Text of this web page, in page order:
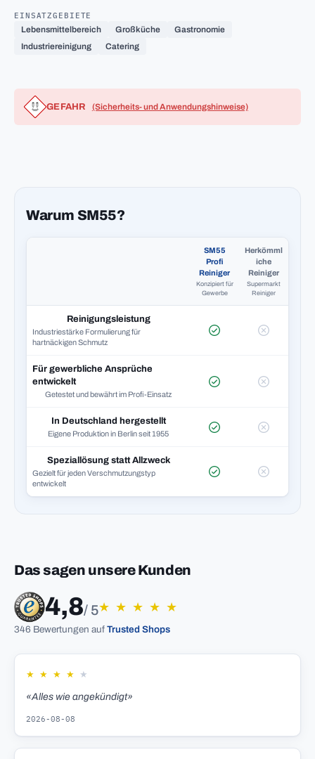
EINSATZGEBIETE
Lebensmittelbereich
Großküche
Gastronomie
Industriereinigung
Catering
GEFAHR (Sicherheits- und Anwendungshinweise)
Warum SM55?
SM55
Profi
Reiniger
Konzipiert für
Gewerbe
Herkömml
iche
Reiniger
Supermarkt
Reiniger
Reinigungsleistung
Industriestärke Formulierung für
hartnäckigen Schmutz
Für gewerbliche Ansprüche
entwickelt
Getestet und bewährt im Profi-Einsatz
In Deutschland hergestellt
Eigene Produktion in Berlin seit 1955
Speziallösung statt Allzweck
Gezielt für jeden Verschmutzungstyp
entwickelt
Das sagen unsere Kunden
4,8/ 5★ ★ ★ ★ ★
346 Bewertungen auf Trusted Shops
★ ★ ★ ★ ★
«Alles wie angekündigt»
2026-08-08